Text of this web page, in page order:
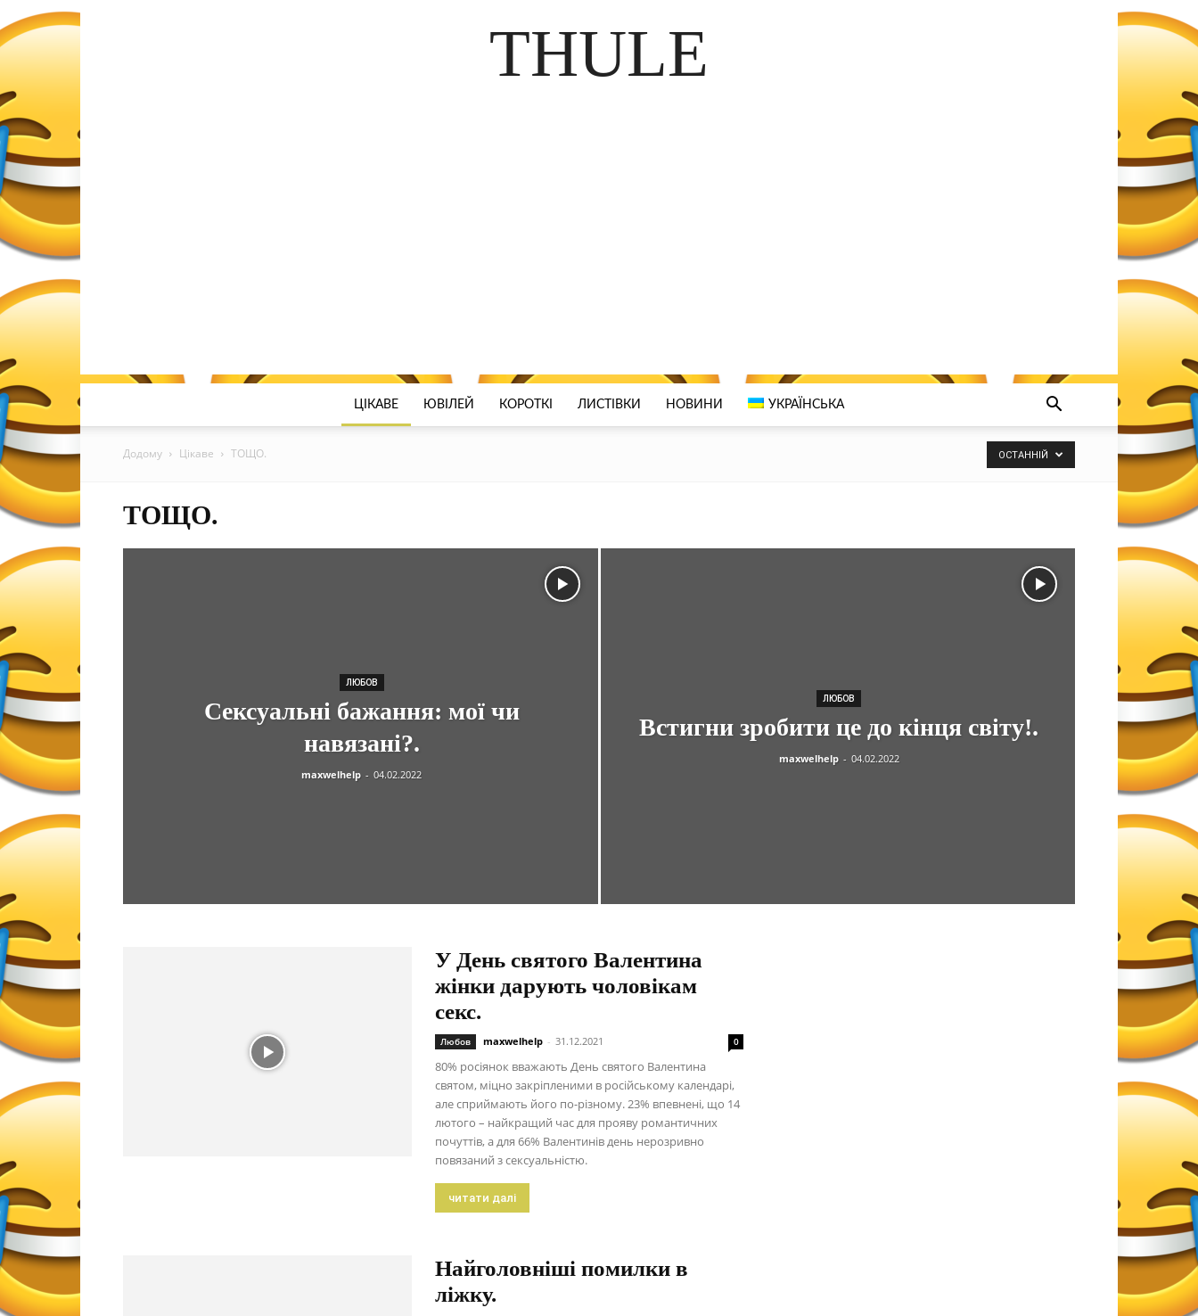
THULE
ЦІКАВЕ ЮВІЛЕЙ КОРОТКІ ЛИСТІВКИ НОВИНИ УКРАЇНСЬКА
Додому Цікаве ТОЩО. ОСТАННІЙ
ТОЩО.
ЛЮБОВ
Сексуальні бажання: мої чи
навязані?.
maxwelhelp - 04.02.2022
ЛЮБОВ
Встигни зробити це до кінця світу!.
maxwelhelp - 04.02.2022
У День святого Валентина
жінки дарують чоловікам
секс.
Любов maxwelhelp - 31.12.2021 0
80% росіянок вважають День святого Валентина
святом, міцно закріпленими в російському календарі,
але сприймають його по-різному. 23% впевнені, що 14
лютого – найкращий час для прояву романтичних
почуттів, а для 66% Валентинів день нерозривно
повязаний з сексуальністю.
читати далі
Найголовніші помилки в
ліжку.